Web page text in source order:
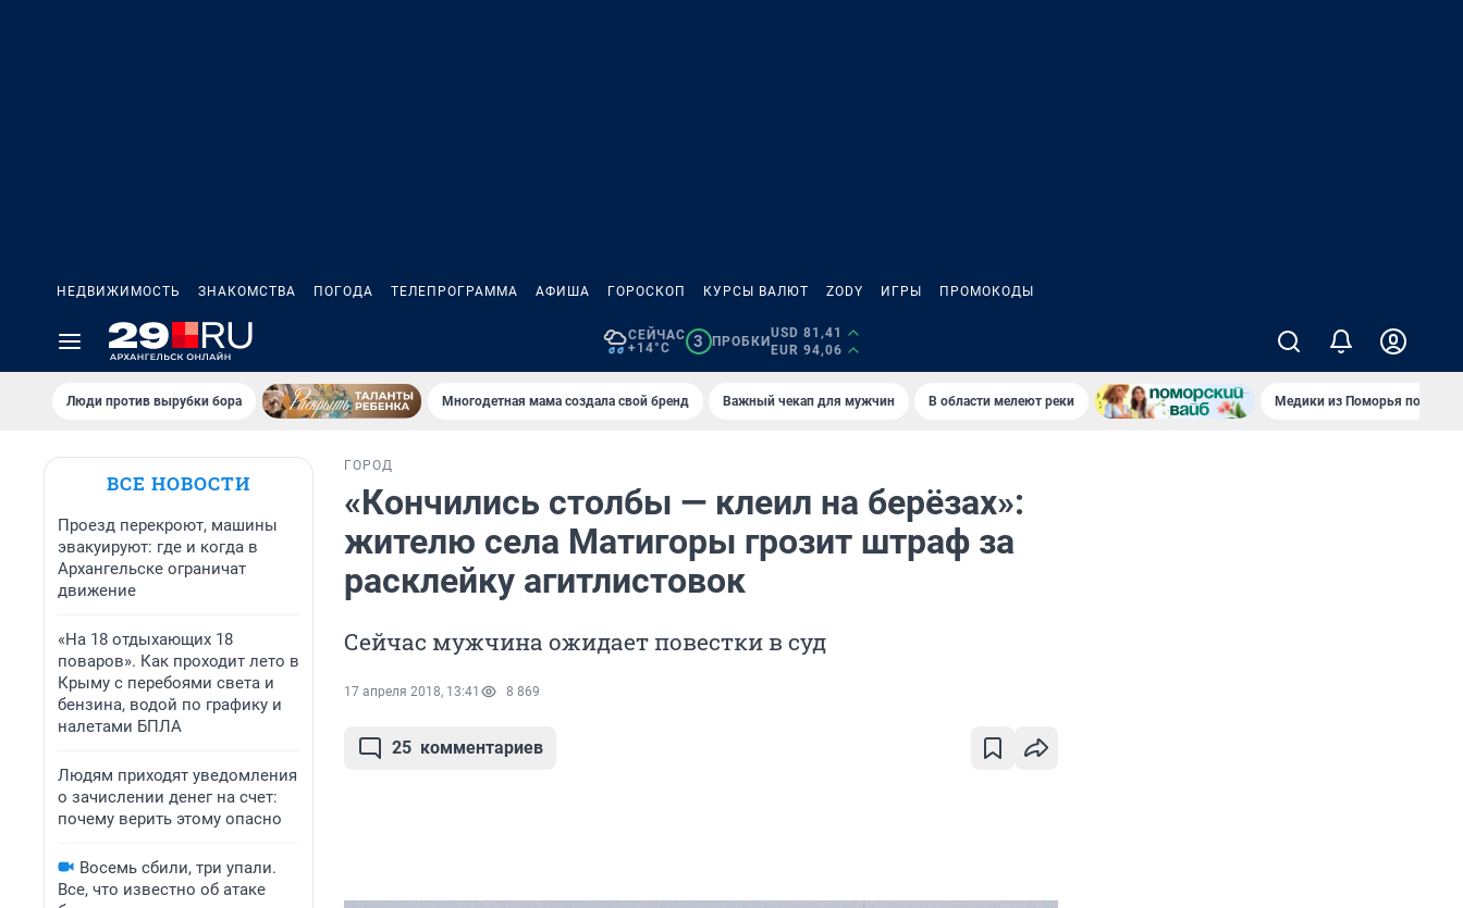
НЕДВИЖИМОСТЬ ЗНАКОМСТВА ПОГОДА ТЕЛЕПРОГРАММА АФИША ГОРОСКОП КУРСЫ ВАЛЮТ ZODY ИГРЫ ПРОМОКОДЫ
СЕЙЧАС
+14°C
3 ПРОБКИ
USD 81,41
EUR 94,06
Люди против вырубки бора Многодетная мама создала свой бренд Важный чекап для мужчин В области мелеют реки Медики из Поморья поехали
ВСЕ НОВОСТИ
Проезд перекроют, машины
эвакуируют: где и когда в
Архангельске ограничат
движение
«На 18 отдыхающих 18
поваров». Как проходит лето в
Крыму с перебоями света и
бензина, водой по графику и
налетами БПЛА
Людям приходят уведомления
о зачислении денег на счет:
почему верить этому опасно
Восемь сбили, три упали.
Все, что известно об атаке
ГОРОД
«Кончились столбы — клеил на берёзах»:
жителю села Матигоры грозит штраф за
расклейку агитлистовок
Сейчас мужчина ожидает повестки в суд
17 апреля 2018, 13:41 8 869
25 комментариев